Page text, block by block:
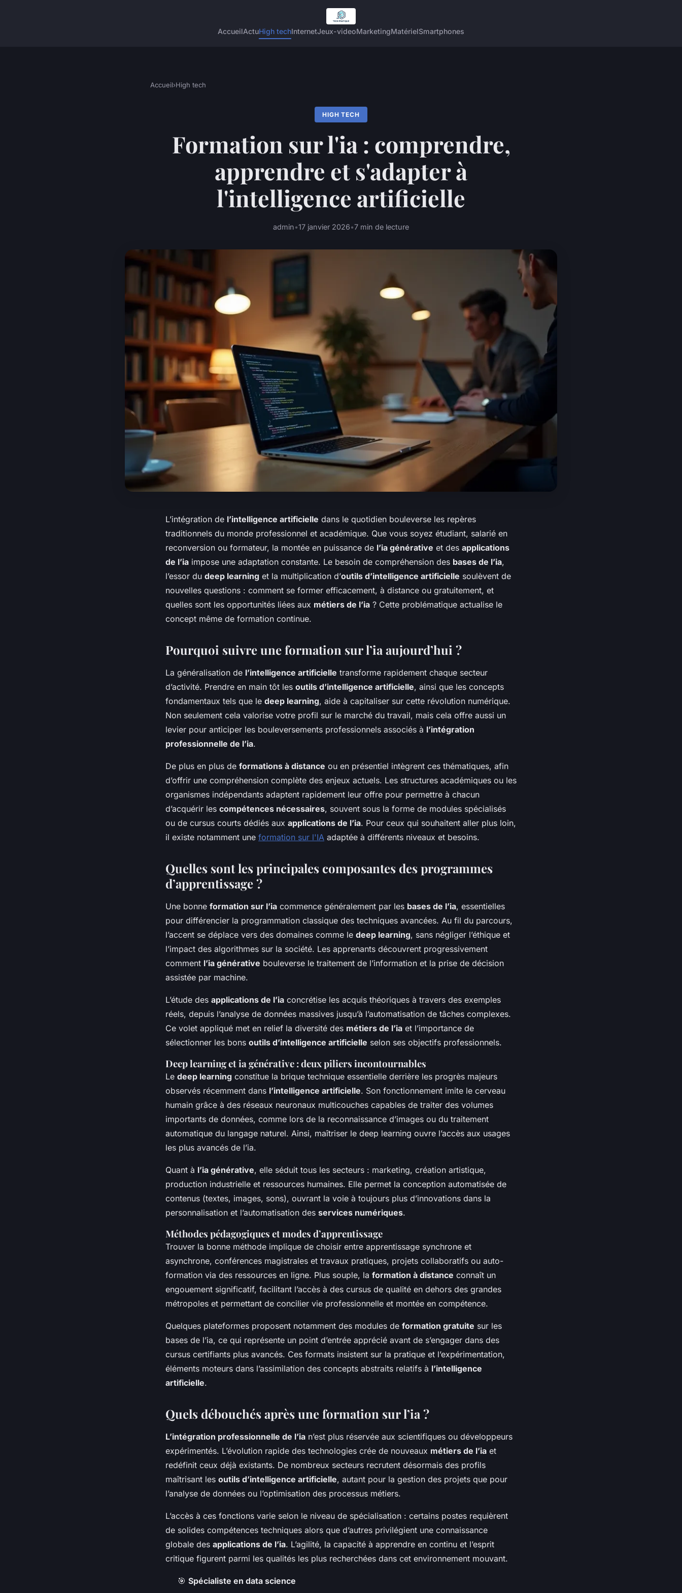
AccueilActuHigh techInternetJeux-videoMarketingMatérielSmartphones
Accueil›High tech
HIGH TECH
Formation sur l'ia : comprendre,
apprendre et s'adapter à
l'intelligence artificielle
admin•17 janvier 2026•7 min de lecture
L’intégration de l’intelligence artificielle dans le quotidien bouleverse les repères
traditionnels du monde professionnel et académique. Que vous soyez étudiant, salarié en
reconversion ou formateur, la montée en puissance de l’ia générative et des applications
de l’ia impose une adaptation constante. Le besoin de compréhension des bases de l’ia,
l’essor du deep learning et la multiplication d’outils d’intelligence artificielle soulèvent de
nouvelles questions : comment se former efficacement, à distance ou gratuitement, et
quelles sont les opportunités liées aux métiers de l’ia ? Cette problématique actualise le
concept même de formation continue.
Pourquoi suivre une formation sur l’ia aujourd’hui ?
La généralisation de l’intelligence artificielle transforme rapidement chaque secteur
d’activité. Prendre en main tôt les outils d’intelligence artificielle, ainsi que les concepts
fondamentaux tels que le deep learning, aide à capitaliser sur cette révolution numérique.
Non seulement cela valorise votre profil sur le marché du travail, mais cela offre aussi un
levier pour anticiper les bouleversements professionnels associés à l’intégration
professionnelle de l’ia.
De plus en plus de formations à distance ou en présentiel intègrent ces thématiques, afin
d’offrir une compréhension complète des enjeux actuels. Les structures académiques ou les
organismes indépendants adaptent rapidement leur offre pour permettre à chacun
d’acquérir les compétences nécessaires, souvent sous la forme de modules spécialisés
ou de cursus courts dédiés aux applications de l’ia. Pour ceux qui souhaitent aller plus loin,
il existe notamment une formation sur l'IA adaptée à différents niveaux et besoins.
Quelles sont les principales composantes des programmes
d’apprentissage ?
Une bonne formation sur l’ia commence généralement par les bases de l’ia, essentielles
pour différencier la programmation classique des techniques avancées. Au fil du parcours,
l’accent se déplace vers des domaines comme le deep learning, sans négliger l’éthique et
l’impact des algorithmes sur la société. Les apprenants découvrent progressivement
comment l’ia générative bouleverse le traitement de l’information et la prise de décision
assistée par machine.
L’étude des applications de l’ia concrétise les acquis théoriques à travers des exemples
réels, depuis l’analyse de données massives jusqu’à l’automatisation de tâches complexes.
Ce volet appliqué met en relief la diversité des métiers de l’ia et l’importance de
sélectionner les bons outils d’intelligence artificielle selon ses objectifs professionnels.
Deep learning et ia générative : deux piliers incontournables
Le deep learning constitue la brique technique essentielle derrière les progrès majeurs
observés récemment dans l’intelligence artificielle. Son fonctionnement imite le cerveau
humain grâce à des réseaux neuronaux multicouches capables de traiter des volumes
importants de données, comme lors de la reconnaissance d’images ou du traitement
automatique du langage naturel. Ainsi, maîtriser le deep learning ouvre l’accès aux usages
les plus avancés de l’ia.
Quant à l’ia générative, elle séduit tous les secteurs : marketing, création artistique,
production industrielle et ressources humaines. Elle permet la conception automatisée de
contenus (textes, images, sons), ouvrant la voie à toujours plus d’innovations dans la
personnalisation et l’automatisation des services numériques.
Méthodes pédagogiques et modes d’apprentissage
Trouver la bonne méthode implique de choisir entre apprentissage synchrone et
asynchrone, conférences magistrales et travaux pratiques, projets collaboratifs ou auto-
formation via des ressources en ligne. Plus souple, la formation à distance connaît un
engouement significatif, facilitant l’accès à des cursus de qualité en dehors des grandes
métropoles et permettant de concilier vie professionnelle et montée en compétence.
Quelques plateformes proposent notamment des modules de formation gratuite sur les
bases de l’ia, ce qui représente un point d’entrée apprécié avant de s’engager dans des
cursus certifiants plus avancés. Ces formats insistent sur la pratique et l’expérimentation,
éléments moteurs dans l’assimilation des concepts abstraits relatifs à l’intelligence
artificielle.
Quels débouchés après une formation sur l’ia ?
L’intégration professionnelle de l’ia n’est plus réservée aux scientifiques ou développeurs
expérimentés. L’évolution rapide des technologies crée de nouveaux métiers de l’ia et
redéfinit ceux déjà existants. De nombreux secteurs recrutent désormais des profils
maîtrisant les outils d’intelligence artificielle, autant pour la gestion des projets que pour
l’analyse de données ou l’optimisation des processus métiers.
L’accès à ces fonctions varie selon le niveau de spécialisation : certains postes requièrent
de solides compétences techniques alors que d’autres privilégient une connaissance
globale des applications de l’ia. L’agilité, la capacité à apprendre en continu et l’esprit
critique figurent parmi les qualités les plus recherchées dans cet environnement mouvant.
🎯 Spécialiste en data science